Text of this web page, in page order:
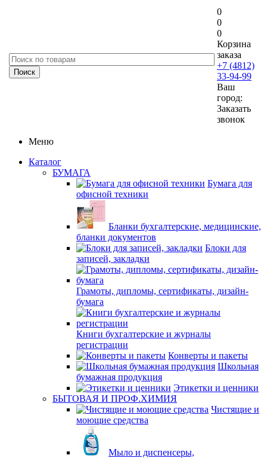
0
0
0
Корзина
заказа
+7 (4812)
33-94-99
Ваш
город:
Заказать
звонок
Меню
Каталог
БУМАГА
Бумага для
офисной техники
Бланки бухгалтерские, медицинские,
бланки документов
Блоки для
записей, закладки
Грамоты, дипломы, сертификаты, дизайн-
бумага
Книги бухгалтерские и журналы
регистрации
Конверты и пакеты
Школьная
бумажная продукция
Этикетки и ценники
БЫТОВАЯ И ПРОФ.ХИМИЯ
Чистящие и
моющие средства
Мыло и диспенсеры,